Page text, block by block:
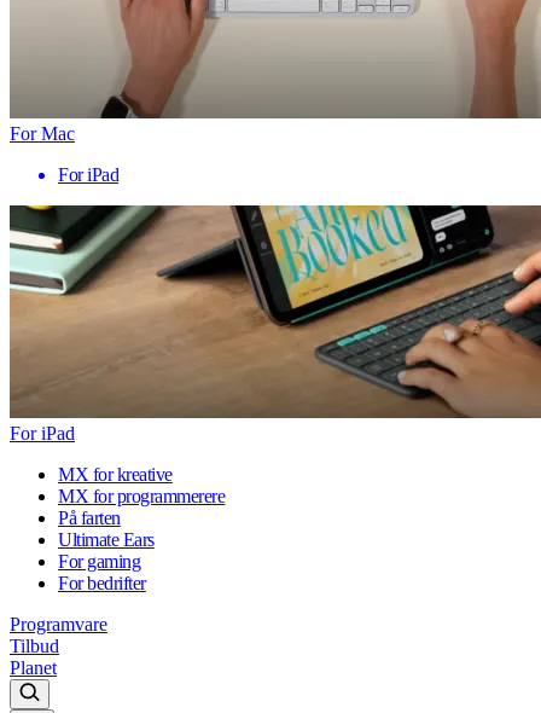
For Mac
For iPad
For iPad
MX for kreative
MX for programmerere
På farten
Ultimate Ears
For gaming
For bedrifter
Programvare
Tilbud
Planet